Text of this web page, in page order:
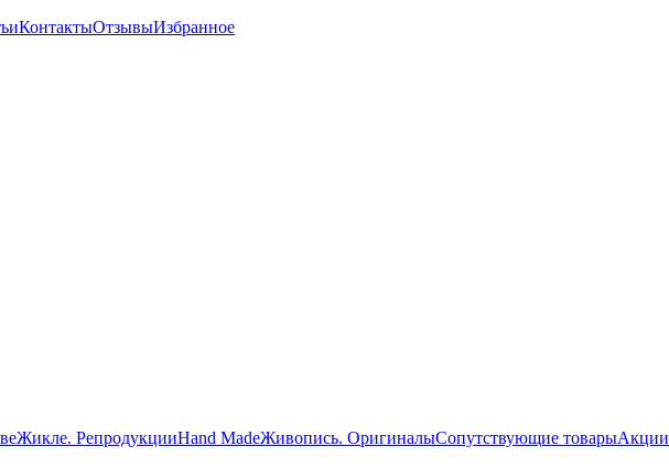
КонтактыОтзывыИзбранное
Жикле. РепродукцииHand MadeЖивопись. ОригиналыСопутствующие товарыАкции